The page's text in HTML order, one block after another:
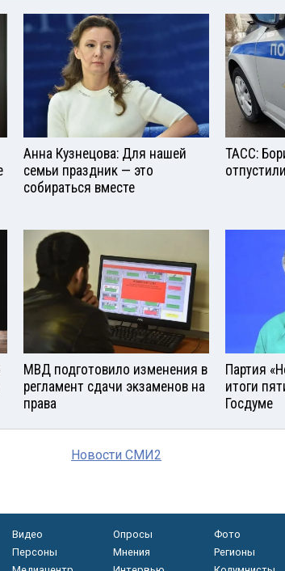
Анна Кузнецова: Для нашей
семьи праздник — это
собираться вместе
ТАСС:
МВД подготовило изменения в
регламент сдачи экзаменов на
права
Партия
итоги
Госдуме
Новости СМИ2
Видео Опросы
Фото
Персоны
Мнения
Регионы